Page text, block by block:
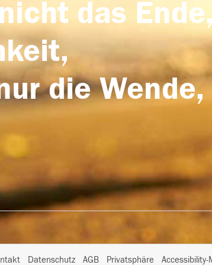
das
die
Datenschutz AGB Privatsphäre I